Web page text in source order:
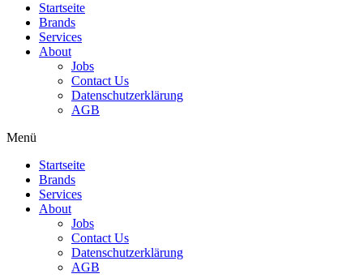
Startseite
Brands
Services
About
Jobs
Contact Us
Datenschutzerklärung
AGB
Menü
Startseite
Brands
Services
About
Jobs
Contact Us
Datenschutzerklärung
AGB